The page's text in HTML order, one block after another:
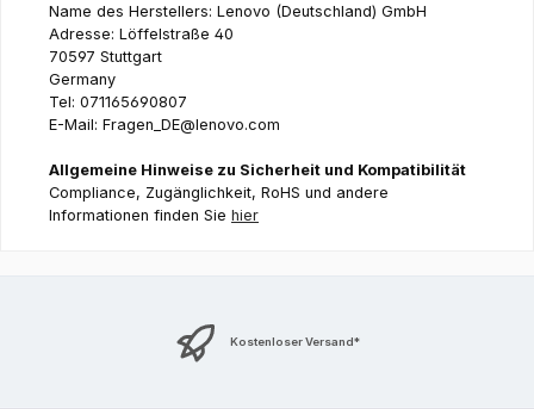
Name des Herstellers: Lenovo (Deutschland) GmbH
Adresse: Löffelstraße 40
70597 Stuttgart
Germany
Tel: 071165690807
E-Mail: Fragen_DE@lenovo.com
Allgemeine Hinweise zu Sicherheit und Kompatibilität
Compliance, Zugänglichkeit, RoHS und andere
Informationen finden Sie hier
Kostenloser Versand*